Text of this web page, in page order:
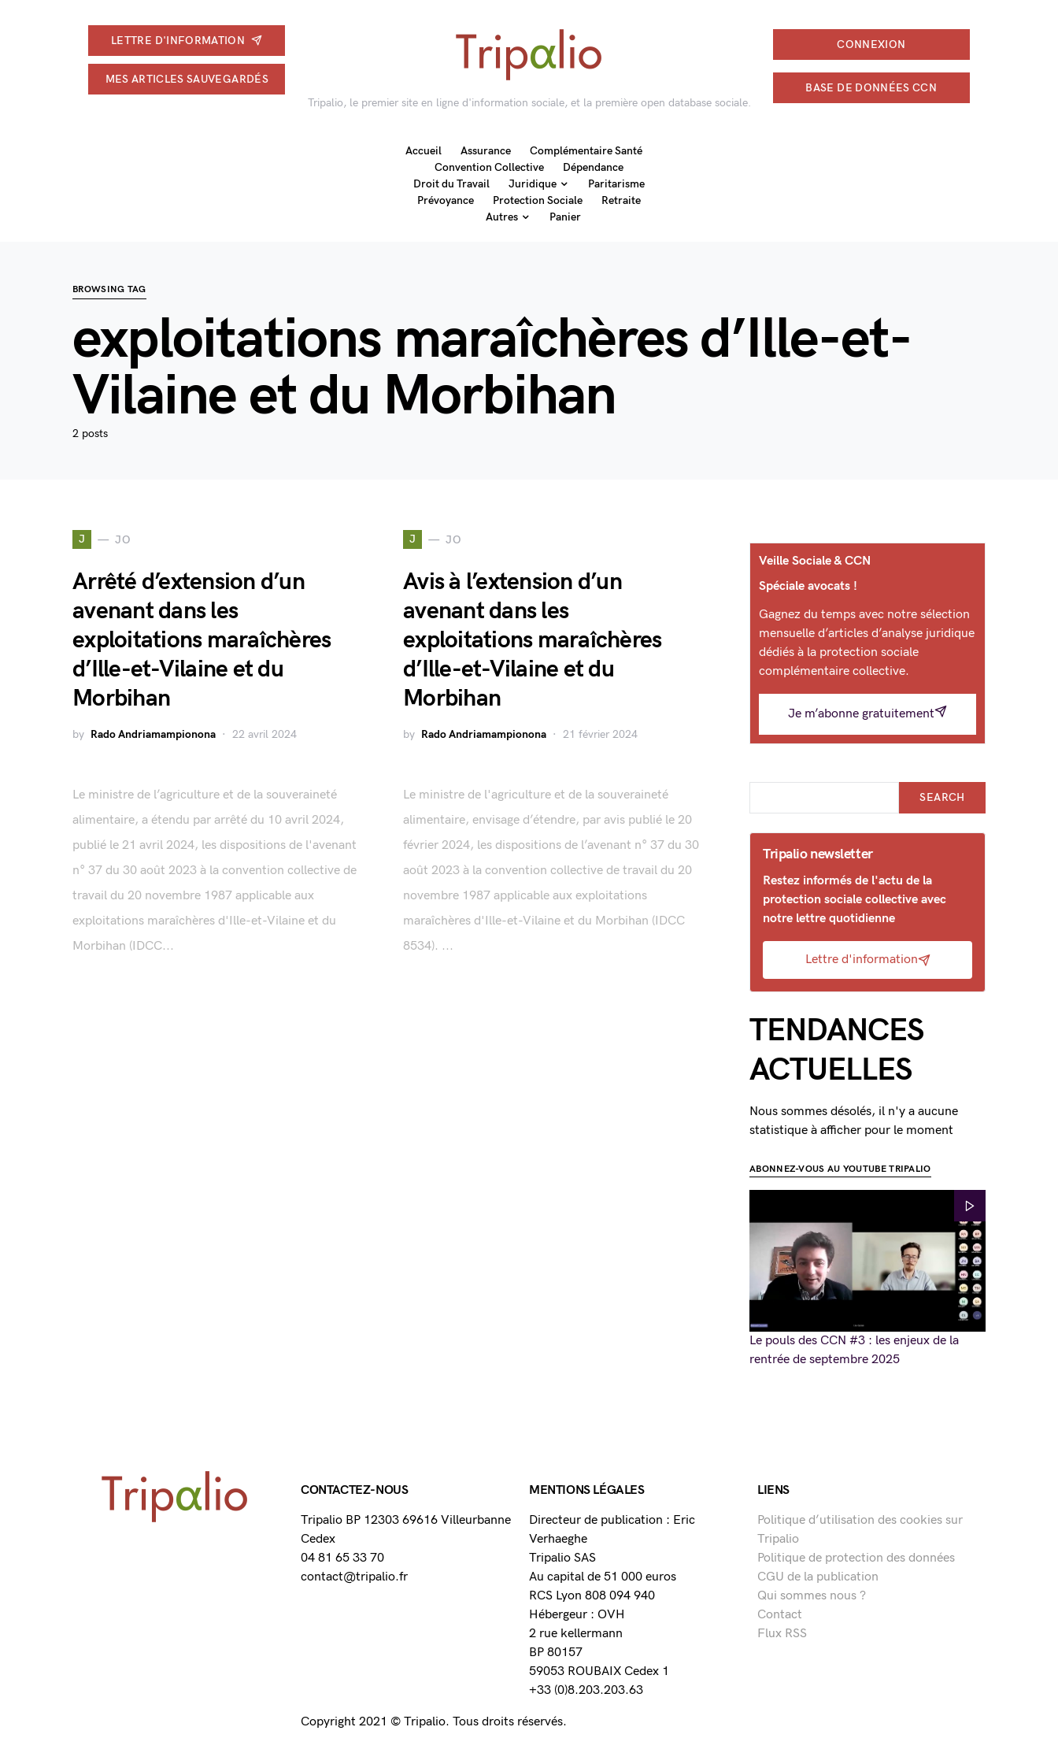
LETTRE D'INFORMATION
MES ARTICLES SAUVEGARDÉS
Tripalio, le premier site en ligne d'information sociale, et la première open database sociale.
CONNEXION
BASE DE DONNÉES CCN
Accueil Assurance
Complémentaire Santé
Convention Collective
Dépendance
Droit du Travail
Juridique
Paritarisme
Prévoyance
Protection Sociale
Retraite
Autres
Panier
BROWSING TAG
exploitations maraîchères d’Ille-et-
Vilaine et du Morbihan
2 posts
J JO
Arrêté d’extension d’un
avenant dans les
exploitations maraîchères
d’Ille-et-Vilaine et du
Morbihan
by Rado Andriamampionona 22 avril 2024
Le ministre de l’agriculture et de la souveraineté
alimentaire, a étendu par arrêté du 10 avril 2024,
publié le 21 avril 2024, les dispositions de l'avenant
n° 37 du 30 août 2023 à la convention collective de
travail du 20 novembre 1987 applicable aux
exploitations maraîchères d'Ille-et-Vilaine et du
Morbihan (IDCC...
J JO
Avis à l’extension d’un
avenant dans les
exploitations maraîchères
d’Ille-et-Vilaine et du
Morbihan
by Rado Andriamampionona 21 février 2024
Le ministre de l'agriculture et de la souveraineté
alimentaire, envisage d’étendre, par avis publié le 20
février 2024, les dispositions de l’avenant n° 37 du 30
août 2023 à la convention collective de travail du 20
novembre 1987 applicable aux exploitations
maraîchères d'Ille-et-Vilaine et du Morbihan (IDCC
8534). ...
Veille Sociale & CCN
Spéciale avocats !
Gagnez du temps avec notre sélection
mensuelle d’articles d’analyse juridique
dédiés à la protection sociale
complémentaire collective.
Je m’abonne gratuitement
SEARCH
Tripalio newsletter
Restez informés de l'actu de la
protection sociale collective avec
notre lettre quotidienne
Lettre d'information
TENDANCES
ACTUELLES
Nous sommes désolés, il n'y a aucune
statistique à afficher pour le moment
ABONNEZ-VOUS AU YOUTUBE TRIPALIO
Le pouls des CCN #3 : les enjeux de la
rentrée de septembre 2025
CONTACTEZ-NOUS
Tripalio BP 12303 69616 Villeurbanne
Cedex
04 81 65 33 70
contact@tripalio.fr
MENTIONS LÉGALES
Directeur de publication : Eric
Verhaeghe
Tripalio SAS
Au capital de 51 000 euros
RCS Lyon 808 094 940
Hébergeur : OVH
2 rue kellermann
BP 80157
59053 ROUBAIX Cedex 1
+33 (0)8.203.203.63
LIENS
Politique d’utilisation des cookies sur
Tripalio
Politique de protection des données
CGU de la publication
Qui sommes nous ?
Contact
Flux RSS
Copyright 2021 © Tripalio. Tous droits réservés.